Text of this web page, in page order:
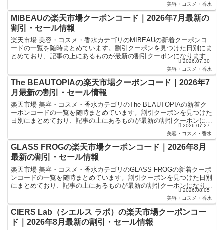
美容・コスメ・香水
MIBEAUの楽天市場クーポンコード｜2026年7月最新の
割引・セール情報
楽天市場 美容・コスメ・香水カテゴリのMIBEAUの新着クーポンコ
ードの一覧を随時まとめています。割引クーポンを見つけた日別にま
とめており、記事の上にあるものが最新の割引クーポンになります。
楽天スーパーセールやお買い物マラソンなどキャンペー... 2026.07.30
美容・コスメ・香水
The BEAUTOPIAの楽天市場クーポンコード｜2026年7
月最新の割引・セール情報
楽天市場 美容・コスメ・香水カテゴリのThe BEAUTOPIAの新着ク
ーポンコードの一覧を随時まとめています。割引クーポンを見つけた
日別にまとめており、記事の上にあるものが最新の割引クーポンにな
2026.07.27
美容・コスメ・香水
GLASS FROGの楽天市場クーポンコード｜2026年8月
最新の割引・セール情報
楽天市場 美容・コスメ・香水カテゴリのGLASS FROGの新着クーポ
ンコードの一覧を随時まとめています。割引クーポンを見つけた日別
にまとめており、記事の上にあるものが最新の割引クーポンになりま
2026.08.05
美容・コスメ・香水
CIERS Lab（シエルス ラボ）の楽天市場クーポンコー
ド｜2026年8月最新の割引・セール情報